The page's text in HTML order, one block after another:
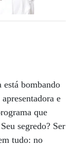
está bombando
e
que
segredo? Ser
tudo: no